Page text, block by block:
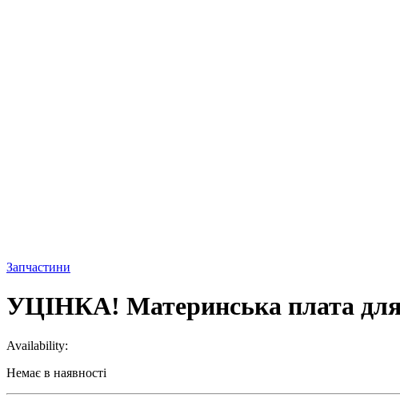
Запчастини
УЦІНКА! Материнська плата
Availability:
Немає в наявності